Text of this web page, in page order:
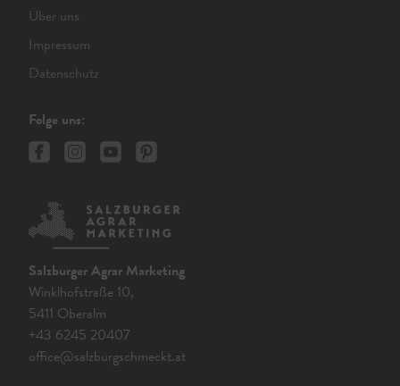
Über uns
Impressum
Datenschutz
Folge uns:
Salzburger Agrar Marketing
Winklhofstraße 10,
5411 Oberalm
+43 6245 20407
office@salzburgschmeckt.at